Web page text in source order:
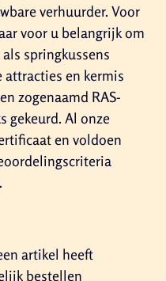
verhuurder. Voor
voor u belangrijk om
springkussens
attracties en kermis
zogenaamd RAS-
gekeurd. Al onze
en voldoen
artikel heeft
bestellen